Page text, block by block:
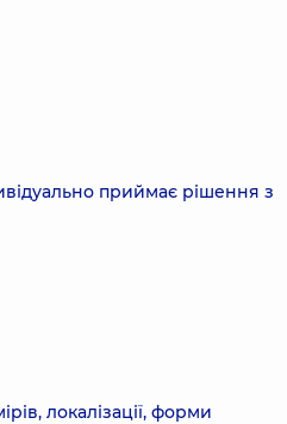
приймає рішення з
локалізації, форми